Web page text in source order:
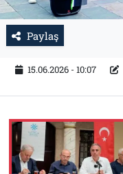
Paylaş
15.06.2026 - 10:07